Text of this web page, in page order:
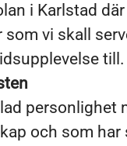
i Karlstad
som vi skall
till.
personlighet
och som har